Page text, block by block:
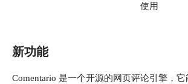
使用
新功能
Comentario 是一个开源的网页评论引擎，